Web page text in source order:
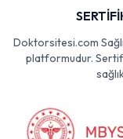
Doktorsitesi.com
platformudur.